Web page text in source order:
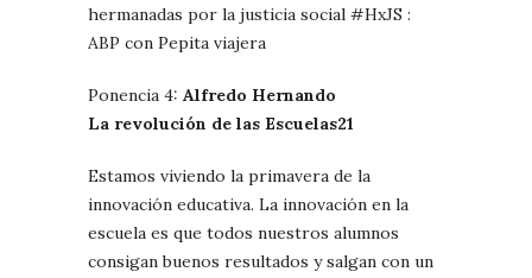
hermanadas por la justicia social #HxJS :
ABP con Pepita viajera
Ponencia 4: Alfredo Hernando
La revolución de las Escuelas21
Estamos viviendo la primavera de la
innovación educativa. La innovación en la
escuela es que todos nuestros alumnos
consigan buenos resultados y salgan con un